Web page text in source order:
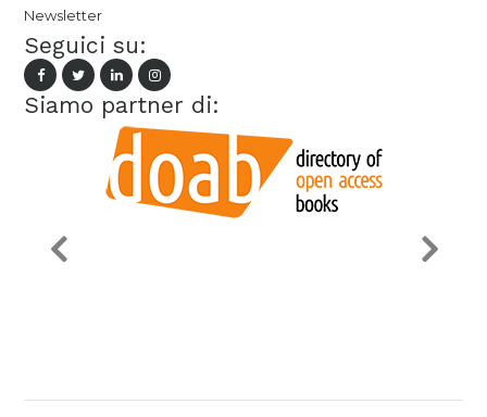
Newsletter
Seguici su:
Siamo partner di: